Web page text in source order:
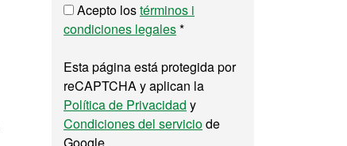
Acepto lostérminos i
condiciones legales*
Esta página está protegida por
reCAPTCHA y aplican la
Política de Privacidad y
Condiciones del serviciode